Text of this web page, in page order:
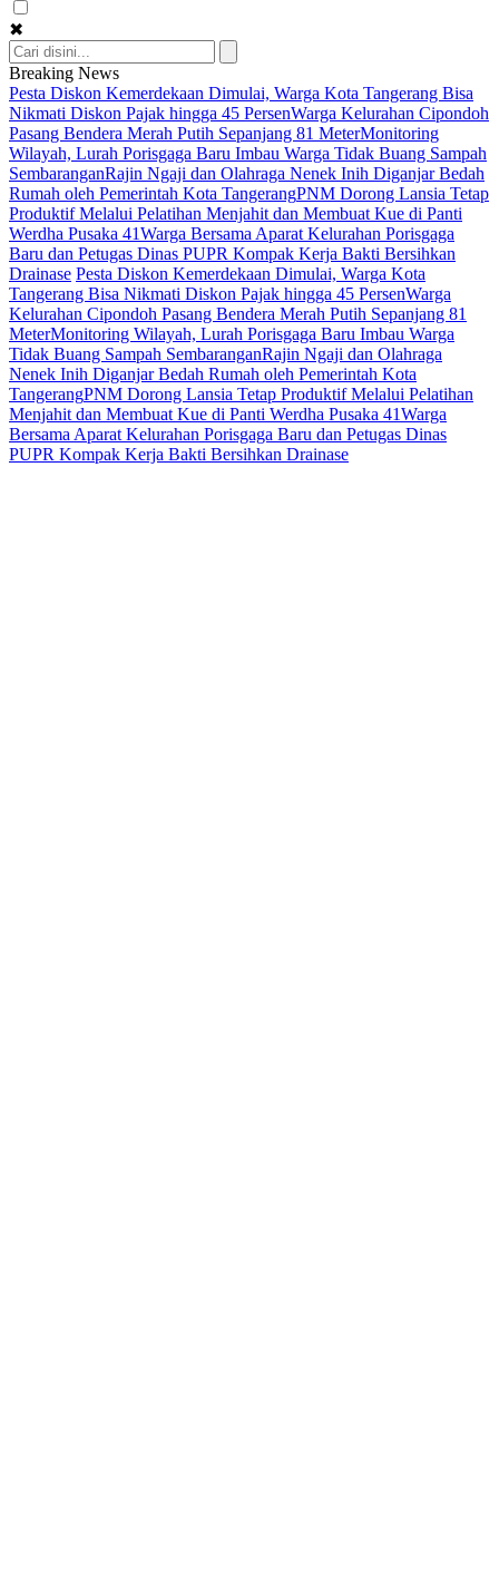
✖
Breaking News
Pesta Diskon Kemerdekaan Dimulai, Warga Kota Tangerang Bisa
Nikmati Diskon Pajak hingga 45 PersenWarga Kelurahan Cipondoh
Pasang Bendera Merah Putih Sepanjang 81 MeterMonitoring
Wilayah, Lurah Porisgaga Baru Imbau Warga Tidak Buang Sampah
SembaranganRajin Ngaji dan Olahraga Nenek Inih Diganjar Bedah
Rumah oleh Pemerintah Kota TangerangPNM Dorong Lansia Tetap
Produktif Melalui Pelatihan Menjahit dan Membuat Kue di Panti
Werdha Pusaka 41Warga Bersama Aparat Kelurahan Porisgaga
Baru dan Petugas Dinas PUPR Kompak Kerja Bakti Bersihkan
Drainase Pesta Diskon Kemerdekaan Dimulai, Warga Kota
Tangerang Bisa Nikmati Diskon Pajak hingga 45 PersenWarga
Kelurahan Cipondoh Pasang Bendera Merah Putih Sepanjang 81
MeterMonitoring Wilayah, Lurah Porisgaga Baru Imbau Warga
Tidak Buang Sampah SembaranganRajin Ngaji dan Olahraga
Nenek Inih Diganjar Bedah Rumah oleh Pemerintah Kota
TangerangPNM Dorong Lansia Tetap Produktif Melalui Pelatihan
Menjahit dan Membuat Kue di Panti Werdha Pusaka 41Warga
Bersama Aparat Kelurahan Porisgaga Baru dan Petugas Dinas
PUPR Kompak Kerja Bakti Bersihkan Drainase